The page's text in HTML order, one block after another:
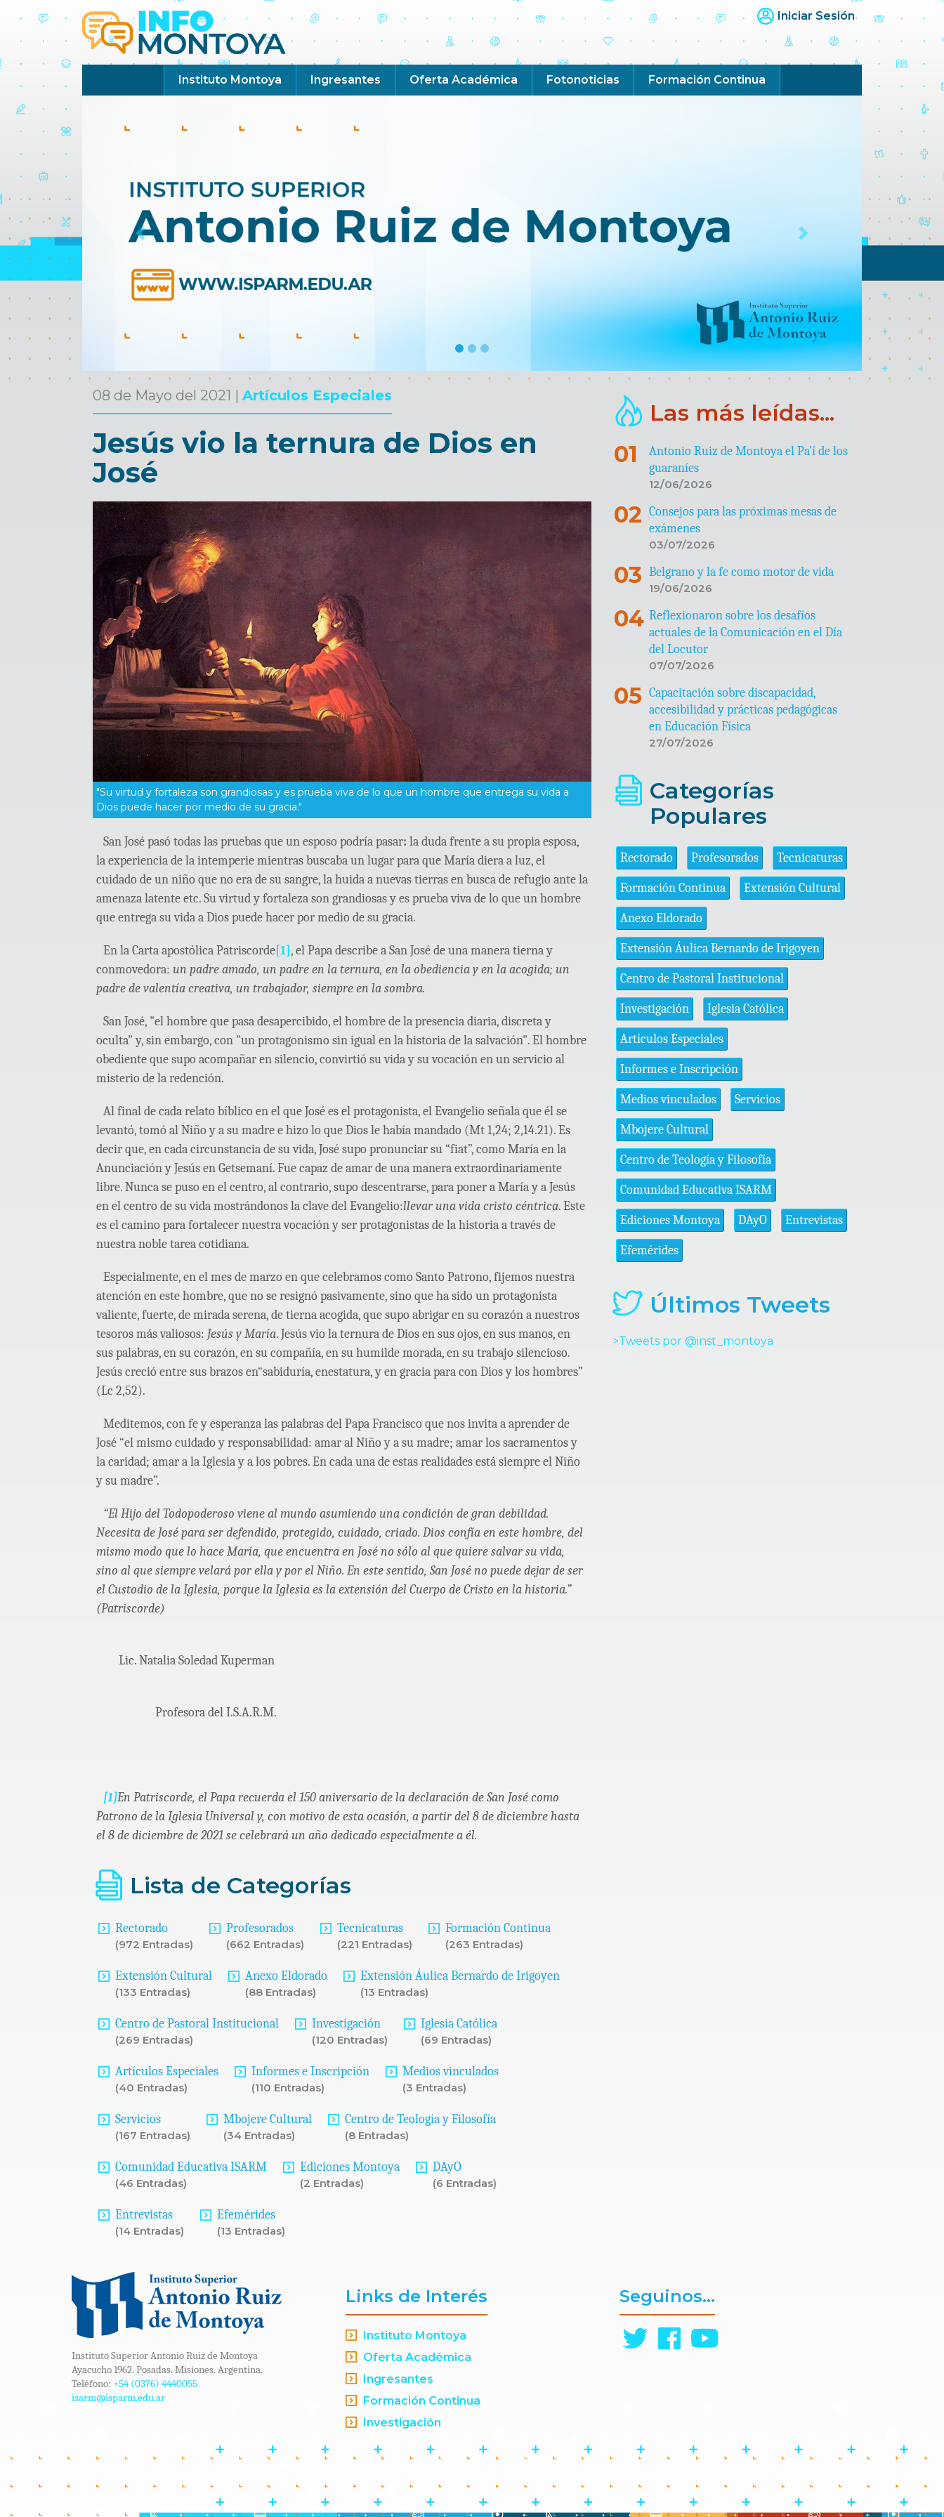
Iniciar Sesión
Instituto Montoya Ingresantes Oferta Académica Fotonoticias Formación Continua
Previous Next
08 de Mayo del 2021 | Artículos Especiales
Jesús vio la ternura de Dios en
José
"Su virtud y fortaleza son grandiosas y es prueba viva de lo que un hombre que entrega su vida a
Dios puede hacer por medio de su gracia."
San José pasó todas las pruebas que un esposo podría pasar: la duda frente a su propia esposa,
la experiencia de la intemperie mientras buscaba un lugar para que María diera a luz, el
cuidado de un niño que no era de su sangre, la huida a nuevas tierras en busca de refugio ante la
amenaza latente etc. Su virtud y fortaleza son grandiosas y es prueba viva de lo que un hombre
que entrega su vida a Dios puede hacer por medio de su gracia.
En la Carta apostólica Patriscorde[1], el Papa describe a San José de una manera tierna y
conmovedora: un padre amado, un padre en la ternura, en la obediencia y en la acogida; un
padre de valentía creativa, un trabajador, siempre en la sombra.
San José, "el hombre que pasa desapercibido, el hombre de la presencia diaria, discreta y
oculta" y, sin embargo, con "un protagonismo sin igual en la historia de la salvación". El hombre
obediente que supo acompañar en silencio, convirtió su vida y su vocación en un servicio al
misterio de la redención.
Al final de cada relato bíblico en el que José es el protagonista, el Evangelio señala que él se
levantó, tomó al Niño y a su madre e hizo lo que Dios le había mandado (Mt 1,24; 2,14.21). Es
decir que, en cada circunstancia de su vida, José supo pronunciar su “fiat”, como María en la
Anunciación y Jesús en Getsemaní. Fue capaz de amar de una manera extraordinariamente
libre. Nunca se puso en el centro, al contrario, supo descentrarse, para poner a María y a Jesús
en el centro de su vida mostrándonos la clave del Evangelio:llevar una vida cristo céntrica. Este
es el camino para fortalecer nuestra vocación y ser protagonistas de la historia a través de
nuestra noble tarea cotidiana.
Especialmente, en el mes de marzo en que celebramos como Santo Patrono, fijemos nuestra
atención en este hombre, que no se resignó pasivamente, sino que ha sido un protagonista
valiente, fuerte, de mirada serena, de tierna acogida, que supo abrigar en su corazón a nuestros
tesoros más valiosos: Jesús y María. Jesús vio la ternura de Dios en sus ojos, en sus manos, en
sus palabras, en su corazón, en su compañía, en su humilde morada, en su trabajo silencioso.
Jesús creció entre sus brazos en“sabiduría, enestatura, y en gracia para con Dios y los hombres”
(Lc 2,52).
Meditemos, con fe y esperanza las palabras del Papa Francisco que nos invita a aprender de
José “el mismo cuidado y responsabilidad: amar al Niño y a su madre; amar los sacramentos y
la caridad; amar a la Iglesia y a los pobres. En cada una de estas realidades está siempre el Niño
y su madre”.
“El Hijo del Todopoderoso viene al mundo asumiendo una condición de gran debilidad.
Necesita de José para ser defendido, protegido, cuidado, criado. Dios confía en este hombre, del
mismo modo que lo hace María, que encuentra en José no sólo al que quiere salvar su vida,
sino al que siempre velará por ella y por el Niño. En este sentido, San José no puede dejar de ser
el Custodio de la Iglesia, porque la Iglesia es la extensión del Cuerpo de Cristo en la historia.”
(Patriscorde)
Lic. Natalia Soledad Kuperman
Profesora del I.S.A.R.M.
[1]En Patriscorde, el Papa recuerda el 150 aniversario de la declaración de San José como
Patrono de la Iglesia Universal y, con motivo de esta ocasión, a partir del 8 de diciembre hasta
el 8 de diciembre de 2021 se celebrará un año dedicado especialmente a él.
Lista de Categorías
Rectorado
(972 Entradas)
Profesorados
(662 Entradas)
Tecnicaturas
(221 Entradas)
Formación Continua
(263 Entradas)
Extensión Cultural
(133 Entradas)
Anexo Eldorado
(88 Entradas)
Extensión Áulica Bernardo de Irigoyen
(13 Entradas)
Centro de Pastoral Institucional
(269 Entradas)
Investigación
(120 Entradas)
Iglesia Católica
(69 Entradas)
Artículos Especiales
(40 Entradas)
Informes e Inscripción
(110 Entradas)
Medios vinculados
(3 Entradas)
Servicios
(167 Entradas)
Mbojere Cultural
(34 Entradas)
Centro de Teología y Filosofía
(8 Entradas)
Comunidad Educativa ISARM
(46 Entradas)
Ediciones Montoya
(2 Entradas)
DAyO
(6 Entradas)
Entrevistas
(14 Entradas)
Efemérides
(13 Entradas)
Las más leídas...
Antonio Ruiz de Montoya el Pa’í de los
guaraníes
12/06/2026
Consejos para las próximas mesas de
exámenes
03/07/2026
Belgrano y la fe como motor de vida
19/06/2026
Reflexionaron sobre los desafíos
actuales de la Comunicación en el Día
del Locutor
07/07/2026
Capacitación sobre discapacidad,
accesibilidad y prácticas pedagógicas
en Educación Física
27/07/2026
Categorías
Populares
Rectorado Profesorados Tecnicaturas
Formación Continua Extensión Cultural
Anexo Eldorado
Extensión Áulica Bernardo de Irigoyen
Centro de Pastoral Institucional
Investigación Iglesia Católica
Artículos Especiales
Informes e Inscripción
Medios vinculados Servicios
Mbojere Cultural
Centro de Teología y Filosofía
Comunidad Educativa ISARM
Ediciones Montoya DAyO Entrevistas
Efemérides
Últimos Tweets
>Tweets por @inst_montoya
Links de Interés
Instituto Montoya
Oferta Académica
Ingresantes
Formación Continua
Investigación
Seguinos...
Instituto Superior Antonio Ruiz de Montoya
Ayacucho 1962. Posadas. Misiones. Argentina.
Teléfono: +54 (0376) 4440055
isarm@isparm.edu.ar